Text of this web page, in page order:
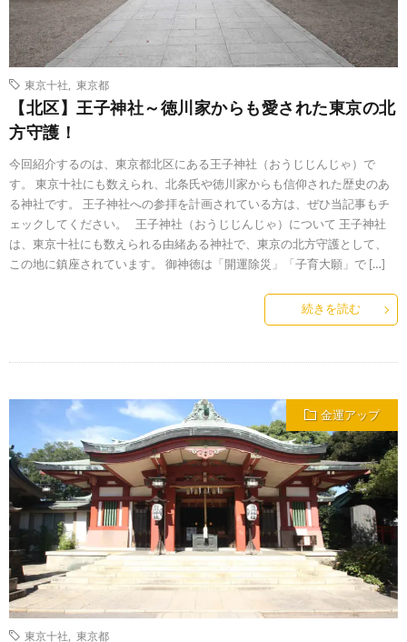
東京十社 東京都
【北区】王子神社～徳川家からも愛された東京の北
方守護！
今回紹介するのは、東京都北区にある王子神社（おうじじんじゃ）で
す。 東京十社にも数えられ、北条氏や徳川家からも信仰された歴史のあ
る神社です。 王子神社への参拝を計画されている方は、ぜひ当記事もチ
ェックしてください。 王子神社（おうじじんじゃ）について 王子神社
は、東京十社にも数えられる由緒ある神社で、東京の北方守護として、
この地に鎮座されています。 御神徳は「開運除災」「子育大願」で […]
続きを読む
金運アップ
東京十社 東京都